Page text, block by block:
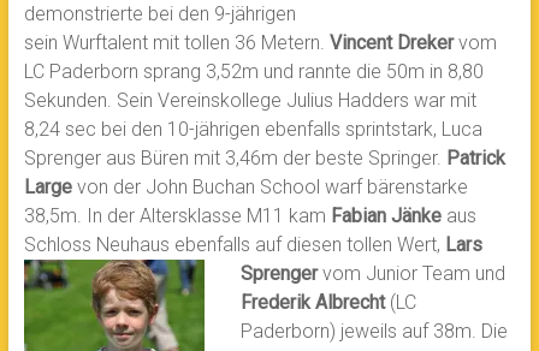
demonstrierte bei den 9-jährigen
sein Wurftalent mit tollen 36 Metern. Vincent Drekervom
LC Paderborn sprang 3,52m und rannte die 50m in 8,80
Sekunden. Sein Vereinskollege Julius Hadders war mit
8,24 sec bei den 10-jährigen ebenfalls sprintstark, Luca
Sprenger aus Büren mit 3,46m der beste Springer. Patrick
Largevon der John Buchan School warf bärenstarke
38,5m. In der Altersklasse M11 kam Fabian Jänkeaus
Schloss Neuhaus ebenfalls auf diesen tollen Wert, Lars
Sprengervom Junior Team und
Frederik Albrecht(LC
Paderborn) jeweils auf 38m. Die